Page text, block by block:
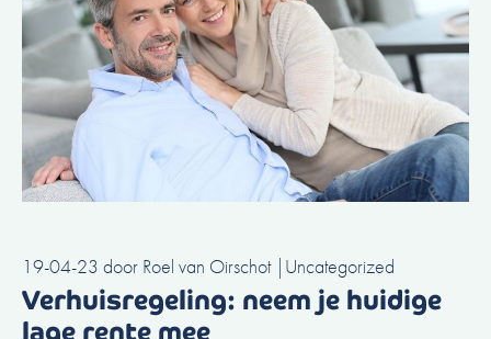
19-04-23 door Roel van Oirschot | Uncategorized
Verhuisregeling: neem je huidige